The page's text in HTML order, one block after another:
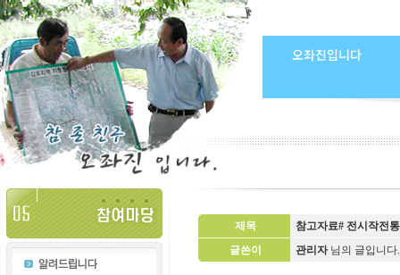
오좌진입니다
제목
참고자료# 전시작전
글쓴이
관리자님의 글입니